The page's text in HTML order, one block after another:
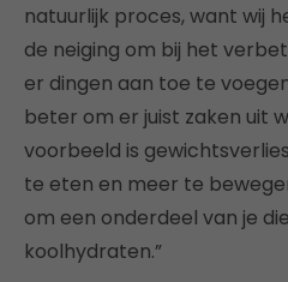
natuurlijk proces, want wij
de neiging om bij het
er dingen aan toe te
beter om er juist zaken uit
voorbeeld is
te eten en meer te
om een onderdeel van je
koolhydraten.”